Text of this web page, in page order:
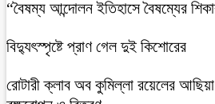
“বৈষম্য আন্দোলন ইতিহাসে বৈষম্যের
বিদ্যুৎস্পৃষ্টে প্রাণ গেল দুই কিশোরের
রোটারী ক্লাব অব কুমিল্লা রয়েলের আছিয়া